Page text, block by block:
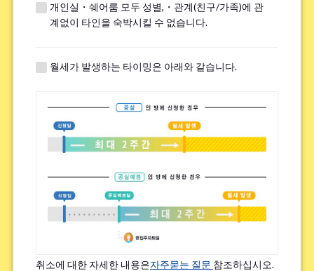
언어 교류
쉐어하우스 내 높은 교류 빈도
그 외
검토 가능한 집 임대료(상한)
개인실・쉐어룸 모두 성별,・관계(친구/가족)에 관
계없이 타인을 숙박시킬 수 없습니다.
월세가 발생하는 타이밍은 아래와 같습니다.
취소에 대한 자세한 내용은자주묻는 질문 참조하십시오.